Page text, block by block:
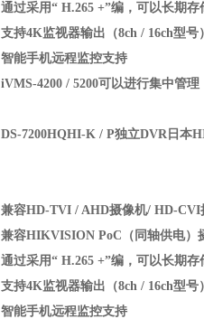
通过采用“ H.265 +”编，可以长期存
支持4K监视器输出（8ch / 16ch型号
智能手机远程监控支持
iVMS-4200 / 5200可以进行集中管理
DS-7200HQHI-K / P独立DVR日本
兼容HD-TVI / AHD摄像机/ HD-CVI
兼容HIKVISION PoC（同轴供电）
通过采用“ H.265 +”编，可以长期存
支持4K监视器输出（8ch / 16ch型号
智能手机远程监控支持